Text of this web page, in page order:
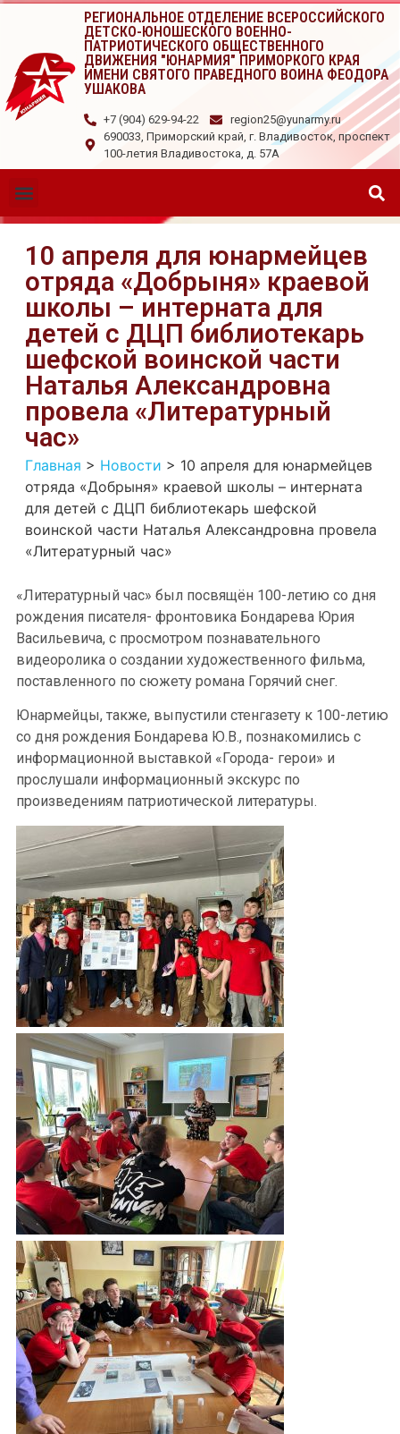
РЕГИОНАЛЬНОЕ ОТДЕЛЕНИЕ ВСЕРОССИЙСКОГО
ДЕТСКО-ЮНОШЕСКОГО ВОЕННО-
ПАТРИОТИЧЕСКОГО ОБЩЕСТВЕННОГО
ДВИЖЕНИЯ "ЮНАРМИЯ" ПРИМОРКОГО КРАЯ
ИМЕНИ СВЯТОГО ПРАВЕДНОГО ВОИНА ФЕОДОРА
УШАКОВА
+7 (904) 629-94-22
region25@yunarmy.ru
690033, Приморский край, г. Владивосток, проспект
100-летия Владивостока, д. 57А
10 апреля для юнармейцев
отряда «Добрыня» краевой
школы – интерната для
детей с ДЦП библиотекарь
шефской воинской части
Наталья Александровна
провела «Литературный
час»
Главная > Новости > 10 апреля для юнармейцев
отряда «Добрыня» краевой школы – интерната
для детей с ДЦП библиотекарь шефской
воинской части Наталья Александровна провела
«Литературный час»
«Литературный час» был посвящён 100-летию со дня
рождения писателя- фронтовика Бондарева Юрия
Васильевича, с просмотром познавательного
видеоролика о создании художественного фильма,
поставленного по сюжету романа Горячий снег.
Юнармейцы, также, выпустили стенгазету к 100-летию
со дня рождения Бондарева Ю.В., познакомились с
информационной выставкой «Города- герои» и
прослушали информационный экскурс по
произведениям патриотической литературы.